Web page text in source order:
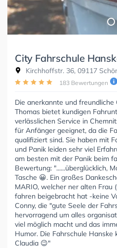
City Fahrschule
Kirchhoffstr. 36, 09117
183 Bewertungen
Die anerkannte und freundliche
Thomas bietet kundigen
verlässlichen Service in
für Anfänger geeignet, da die
qualifiziert sind. Sie haben mit
und Panik leiden sehr viel
am besten mit der Panik beim
Bewertung: "......überglücklich,
Tasche 😀. Ein großes
MARIO, welcher ner alten Frau
fahren beigebracht hat -keine
Conny, die "gute Seele der
hervorragend um alles
viel möglich macht und das
Humor. Die Fahrschule
Claudia 😉"